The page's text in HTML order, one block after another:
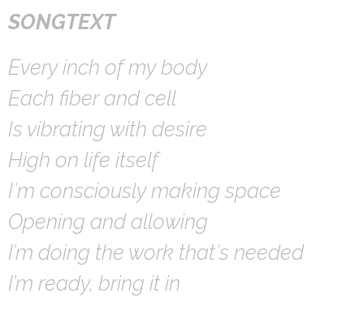
SONGTEXT
Every inch of my body
Each fiber and cell
Is vibrating with desire
High on life itself
I′m consciously making space
Opening and allowing
I’m doing the work that′s needed
I’m ready, bring it in